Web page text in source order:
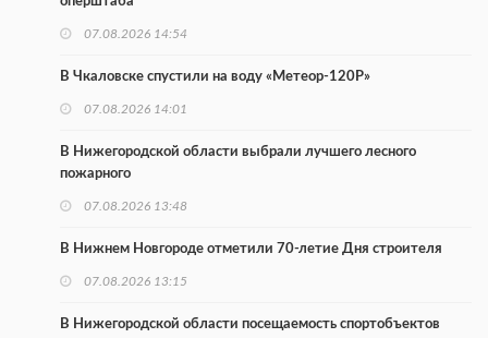
07.08.2026 14:54
В Чкаловске спустили на воду «Метеор-120Р»
07.08.2026 14:01
В Нижегородской области выбрали лучшего лесного
пожарного
07.08.2026 13:48
В Нижнем Новгороде отметили 70-летие Дня строителя
07.08.2026 13:15
В Нижегородской области посещаемость спортобъектов